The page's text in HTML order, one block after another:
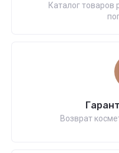
Каталог товаров
Возврат